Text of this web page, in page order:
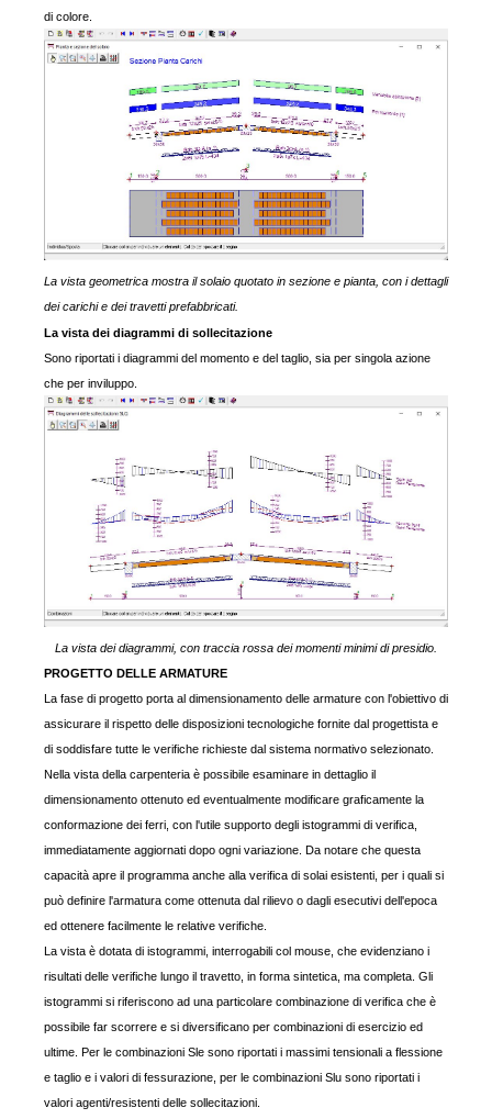
di colore.
La vista geometrica mostra il solaio quotato in sezione e pianta, con i dettagli
dei carichi e dei travetti prefabbricati.
La vista dei diagrammi di sollecitazione
Sono riportati i diagrammi del momento e del taglio, sia per singola azione
che per inviluppo.
La vista dei diagrammi, con traccia rossa dei momenti minimi di presidio.
PROGETTO DELLE ARMATURE
La fase di progetto porta al dimensionamento delle armature con l'obiettivo di
assicurare il rispetto delle disposizioni tecnologiche fornite dal progettista e
di soddisfare tutte le verifiche richieste dal sistema normativo selezionato.
Nella vista della carpenteria è possibile esaminare in dettaglio il
dimensionamento ottenuto ed eventualmente modificare graficamente la
conformazione dei ferri, con l'utile supporto degli istogrammi di verifica,
immediatamente aggiornati dopo ogni variazione. Da notare che questa
capacità apre il programma anche alla verifica di solai esistenti, per i quali si
può definire l'armatura come ottenuta dal rilievo o dagli esecutivi dell'epoca
ed ottenere facilmente le relative verifiche.
La vista è dotata di istogrammi, interrogabili col mouse, che evidenziano i
risultati delle verifiche lungo il travetto, in forma sintetica, ma completa. Gli
istogrammi si riferiscono ad una particolare combinazione di verifica che è
possibile far scorrere e si diversificano per combinazioni di esercizio ed
ultime. Per le combinazioni Sle sono riportati i massimi tensionali a flessione
e taglio e i valori di fessurazione, per le combinazioni Slu sono riportati i
valori agenti/resistenti delle sollecitazioni.